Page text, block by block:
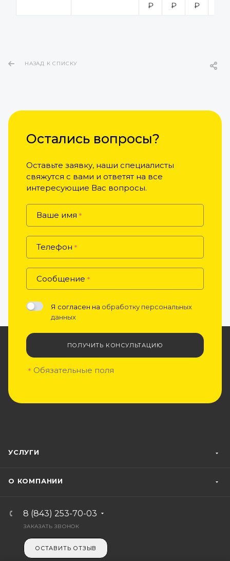
₽
₽
₽
НАЗАД К СПИСКУ
Остались вопросы?
Оставьте заявку, наши специалисты
свяжутся с вами и ответят на все
интересующие Вас вопросы.
Ваше имя *
Телефон *
Сообщение *
Я согласен на обработку персональных
данных
ПОЛУЧИТЬ КОНСУЛЬТАЦИЮ
* Обязательные поля
УСЛУГИ
О КОМПАНИИ
8 (843) 253-70-03
ЗАКАЗАТЬ ЗВОНОК
ОСТАВИТЬ ОТЗЫВ